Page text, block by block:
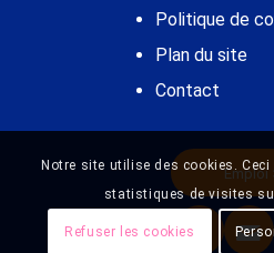
Politique de
Plan du site
Contact
Emploi
Notre site utilise des cookies.
statistiques de visites
Refuser les cookies